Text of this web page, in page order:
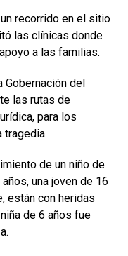
recorrido en el sitio
las clínicas donde
a las familias.
Gobernación del
las rutas de
para los
de un niño de
una joven de 16
están con heridas
de 6 años fue